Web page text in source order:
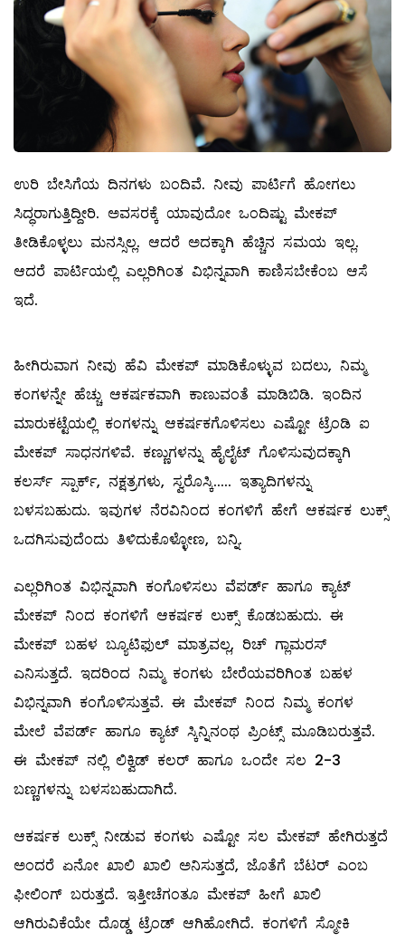
ಉರಿ ಬೇಸಿಗೆಯ ದಿನಗಳು ಬಂದಿವೆ. ನೀವು ಪಾರ್ಟಿಗೆ ಹೋಗಲು
ಸಿದ್ಧರಾಗುತ್ತಿದ್ದೀರಿ. ಅವಸರಕ್ಕೆ ಯಾವುದೋ ಒಂದಿಷ್ಟು ಮೇಕಪ್‌
ತೀಡಿಕೊಳ್ಳಲು ಮನಸ್ಸಿಲ್ಲ. ಆದರೆ ಅದಕ್ಕಾಗಿ ಹೆಚ್ಚಿನ ಸಮಯ ಇಲ್ಲ.
ಆದರೆ ಪಾರ್ಟಿಯಲ್ಲಿ ಎಲ್ಲರಿಗಿಂತ ವಿಭಿನ್ನವಾಗಿ ಕಾಣಿಸಬೇಕೆಂಬ ಆಸೆ
ಇದೆ.
ಹೀಗಿರುವಾಗ ನೀವು ಹೆವಿ ಮೇಕಪ್‌ ಮಾಡಿಕೊಳ್ಳುವ ಬದಲು, ನಿಮ್ಮ
ಕಂಗಳನ್ನೇ ಹೆಚ್ಚು ಆಕರ್ಷಕವಾಗಿ ಕಾಣುವಂತೆ ಮಾಡಿಬಿಡಿ. ಇಂದಿನ
ಮಾರುಕಟ್ಟೆಯಲ್ಲಿ ಕಂಗಳನ್ನು ಆಕರ್ಷಕಗೊಳಿಸಲು ಎಷ್ಟೋ ಟ್ರೆಂಡಿ ಐ
ಮೇಕಪ್‌ ಸಾಧನಗಳಿವೆ. ಕಣ್ಣುಗಳನ್ನು ಹೈಲೈಟ್ ಗೊಳಿಸುವುದಕ್ಕಾಗಿ
ಕಲರ್ಸ್‌ ಸ್ಪಾರ್ಕ್‌, ನಕ್ಷತ್ರಗಳು, ಸ್ವರೊಸ್ಕಿ..... ಇತ್ಯಾದಿಗಳನ್ನು
ಬಳಸಬಹುದು. ಇವುಗಳ ನೆರವಿನಿಂದ ಕಂಗಳಿಗೆ ಹೇಗೆ ಆಕರ್ಷಕ ಲುಕ್ಸ್
ಒದಗಿಸುವುದೆಂದು ತಿಳಿದುಕೊಳ್ಳೋಣ, ಬನ್ನಿ.
ಎಲ್ಲರಿಗಿಂತ ವಿಭಿನ್ನವಾಗಿ ಕಂಗೊಳಿಸಲು ವೆಪರ್ಡ್‌ ಹಾಗೂ ಕ್ಯಾಟ್‌
ಮೇಕಪ್‌ ನಿಂದ ಕಂಗಳಿಗೆ ಆಕರ್ಷಕ ಲುಕ್ಸ್ ಕೊಡಬಹುದು. ಈ
ಮೇಕಪ್‌ ಬಹಳ ಬ್ಯೂಟಿಫುಲ್ ಮಾತ್ರವಲ್ಲ, ರಿಚ್‌ ಗ್ಲಾಮರಸ್‌
ಎನಿಸುತ್ತದೆ. ಇದರಿಂದ ನಿಮ್ಮ ಕಂಗಳು ಬೇರೆಯವರಿಗಿಂತ ಬಹಳ
ವಿಭಿನ್ನವಾಗಿ ಕಂಗೊಳಿಸುತ್ತವೆ. ಈ ಮೇಕಪ್‌ ನಿಂದ ನಿಮ್ಮ ಕಂಗಳ
ಮೇಲೆ ವೆಪರ್ಡ್‌ ಹಾಗೂ ಕ್ಯಾಟ್‌ ಸ್ಕಿನ್ನಿನಂಥ ಪ್ರಿಂಟ್ಸ್ ಮೂಡಿಬರುತ್ತವೆ.
ಈ ಮೇಕಪ್‌ ನಲ್ಲಿ ಲಿಕ್ವಿಡ್‌ ಕಲರ್‌ ಹಾಗೂ ಒಂದೇ ಸಲ 2-3
ಬಣ್ಣಗಳನ್ನು ಬಳಸಬಹುದಾಗಿದೆ.
ಆಕರ್ಷಕ ಲುಕ್ಸ್ ನೀಡುವ ಕಂಗಳು ಎಷ್ಟೋ ಸಲ ಮೇಕಪ್‌ ಹೇಗಿರುತ್ತದೆ
ಅಂದರೆ ಏನೋ ಖಾಲಿ ಖಾಲಿ ಅನಿಸುತ್ತದೆ, ಜೊತೆಗೆ ಬೆಟರ್‌ ಎಂಬ
ಫೀಲಿಂಗ್‌ ಬರುತ್ತದೆ. ಇತ್ತೀಚೆಗಂತೂ ಮೇಕಪ್‌ ಹೀಗೆ ಖಾಲಿ
ಆಗಿರುವಿಕೆಯೇ ದೊಡ್ಡ ಟ್ರೆಂಡ್‌ ಆಗಿಹೋಗಿದೆ. ಕಂಗಳಿಗೆ ಸ್ಮೋಕಿ